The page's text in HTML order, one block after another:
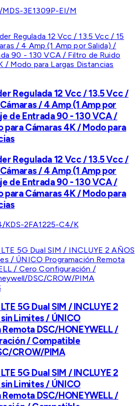
MDS-3E1309P-EI/M
Regulada 12 Vcc / 13.5 Vcc /
/ 4 Amp (1 Amp por
de Entrada 90 - 130 VCA /
para Cámaras 4K / Modo para
Regulada 12 Vcc / 13.5 Vcc /
/ 4 Amp (1 Amp por
de Entrada 90 - 130 VCA /
para Cámaras 4K / Modo para
KDS-2FA1225-C4/K
5G Dual SIM / INCLUYE 2
Limites / ÚNICO
DSC/HONEYWELL /
/ Compatible
CROW/PIMA
5G Dual SIM / INCLUYE 2
Limites / ÚNICO
DSC/HONEYWELL /